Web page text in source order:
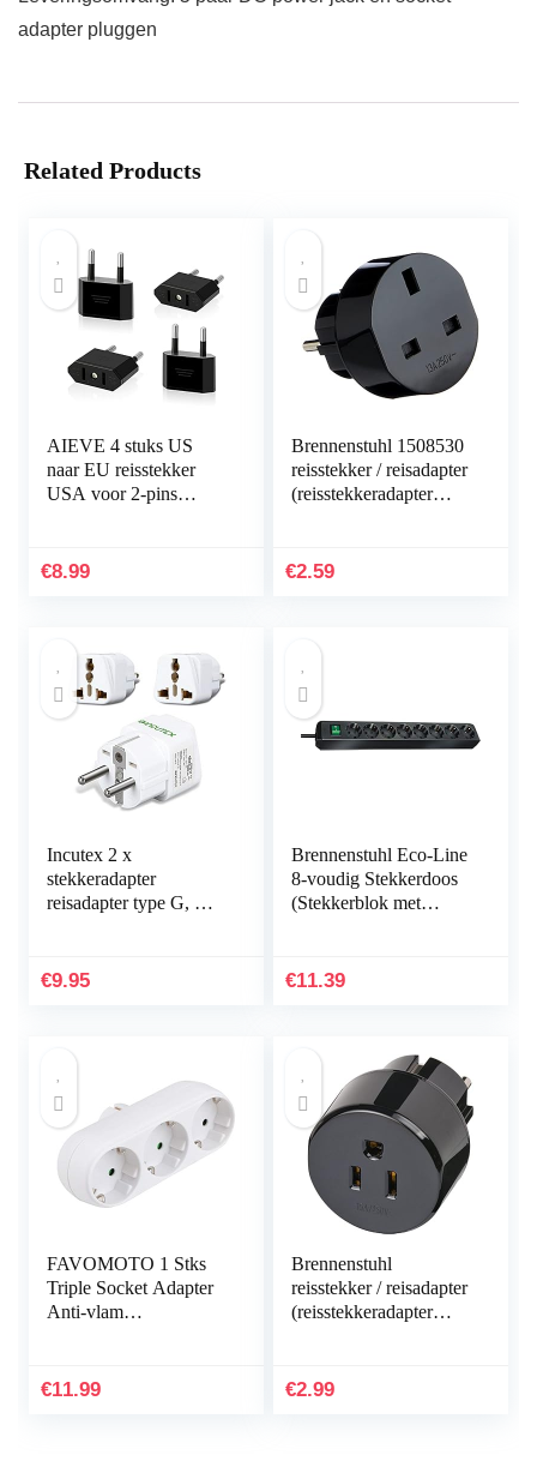
adapter pluggen
Related Products
AIEVE 4 stuks US
naar EU reisstekker
USA voor 2-pins
co stekker adapter…
€8.99
Brennenstuhl 1508530
reisstekker / reisadapter
(reisstekkeradapter
kleur…
€2.59
Incutex 2 x
stekkeradapter
reisadapter type G, A,
VS VK naar EU DE
€9.95
Brennenstuhl Eco-Line
8-voudig Stekkerdoos
(Stekkerblok met
€11.39
FAVOMOTO 1 Stks
Triple Socket Adapter
Anti-vlam
€11.99
Brennenstuhl
reisstekker / reisadapter
(reisstekkeradapter
Japan stekker) zwart
€2.99